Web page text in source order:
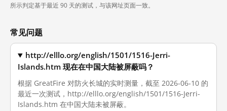
所示判定基于最近 90 天的测试，与该网址页面一致。
常见问题
http://elllo.org/english/1501/1516-Jerri-
Islands.htm 现在在中国大陆被屏蔽吗？
根据 GreatFire 对防火长城的实时测量，截至 2026-06-10 的
最近一次测试，http://elllo.org/english/1501/1516-Jerri-
Islands.htm 在中国大陆未被屏蔽。